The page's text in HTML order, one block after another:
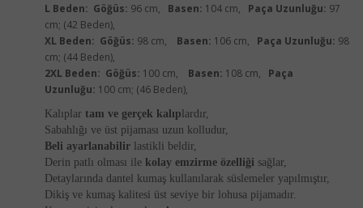
L Beden: Göğüs: 96 cm, Basen: 104 cm, Paça Uzunluğu: 97
cm; (42 Beden),
XL Beden: Göğüs: 98 cm, Basen: 106 cm, Paça Uzunluğu: 98
cm; (44 Beden),
2XL Beden: Göğüs: 100 cm, Basen: 108 cm, Paça
Uzunluğu: 100 cm; (46 Beden),
Kalıplar tam ve gerçek kalıp lardır,
Sabahlığı ve üst pijaması uzun kolludur,
Beli ayarlanabilir lastikli beldir,
Derin patlı olması ile kolay emzirme özelliği sağlar,
Detaylarında dantel kumaş kullanılarak süslemeler yapılmıştır,
Dikiş ve kumaş kalitesi üst seviye bir lohusa pijamadır.